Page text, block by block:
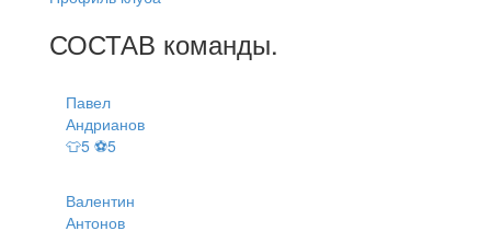
СОСТАВ команды.
Павел
Андрианов
👕5 ⚽5
Валентин
Антонов